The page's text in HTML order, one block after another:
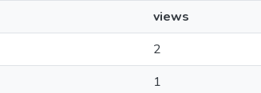
views
2
1